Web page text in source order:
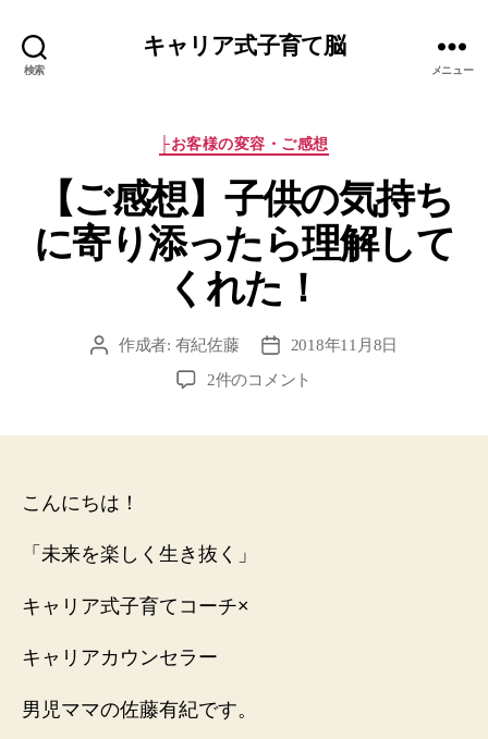
検索
キャリア式子育て脳
メニュー
カ
ゴ
リ
ー
├お客様の変容・ご感想
【ご感想】子供の気持ち
に寄り添ったら理解して
くれた！
投
作成者: 有紀佐藤
投
稿
2018年11月8日
【ご
持
寄
た
2件のコメント
こんにちは！
「未来を楽しく生き抜く」
キャリア式子育てコーチ×
キャリアカウンセラー
男児ママの佐藤有紀です。